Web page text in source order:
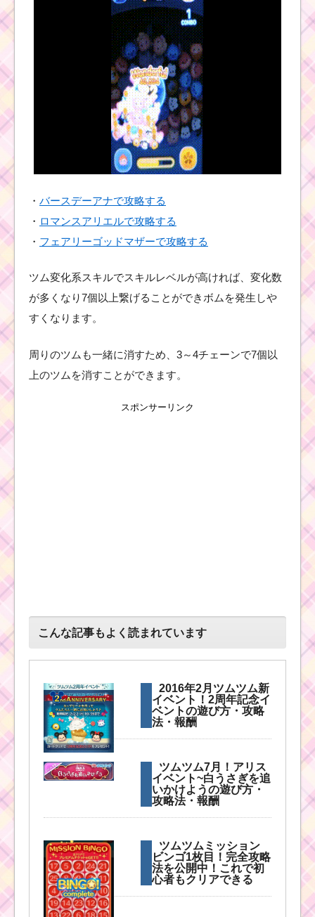
耳が丸いツムを
合計1,200個消す
ミッションを攻
略するツム
ツムツム10月ホーンテ
ッドハロウィーンイベ
ント5階のミッション内
容と攻略
ジイベント！初
心者にはつまら
ー
ハ
ーンのキャンディパー
ハートが出るスキルの
個消すミッションをク
リアする
ズでツムを655個消す
ミッションを攻略する
ツム
毛のはねたツムで1プレ
イでタイムボムを4個消
すミッションを攻略す
るツム
・ バースデーアナで攻略する
・ ロマンスアリエルで攻略する
・ フェアリーゴッドマザーで攻略する
ツム変化系スキルでスキルレベルが高ければ、変化数
が多くなり7個以上繋げることができボムを発生しや
すくなります。
周りのツムも一緒に消すため、3～4チェーンで7個以
上のツムを消すことができます。
スポンサーリンク
こんな記事もよく読まれています
2016年2月ツムツム新
イベント！2周年記念イ
ベントの遊び方・攻略
法・報酬
ツムツム7月！アリス
イベント~白うさぎを追
いかけようの遊び方・
攻略法・報酬
ツムツムミッション
ビンゴ1枚目！完全攻略
法を公開中！これで初
心者もクリアできる